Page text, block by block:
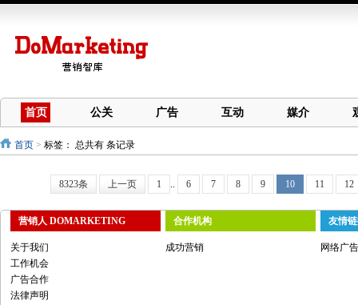
首页 公关 广告 互动 媒介
首页 > 标签： 总共有 条记录
8323条 上一页 1 .. 6 7 8 9 10 11 12
营销人 DOMARKETING
关于我们
工作机会
广告合作
法律声明
合作机构
成功营销
友情
网络广